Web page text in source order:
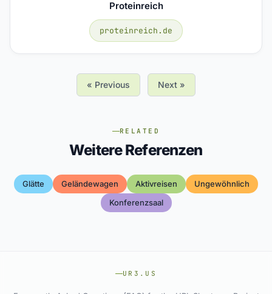
Proteinreich
proteinreich.de
« Previous Next »
RELATED
Weitere Referenzen
Glätte Geländewagen Aktivreisen
Ungewöhnlich
Konferenzsaal
UR3.US